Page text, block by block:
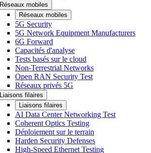
Réseaux mobiles
Réseaux mobiles
5G Security
5G Network Equipment Manufacturers
6G Forward
Capacités d'analyse
Tests basés sur le cloud
Non-Terrestrial Networks
Open RAN Security Test
Réseaux privés 5G
Liaisons filaires
Liaisons filaires
AI Data Center Networking Test
Coherent Optics Testing
Déploiement sur le terrain
Harden Security Defenses
High-Speed Ethernet Testing